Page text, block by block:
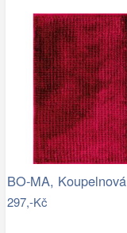
297,-Kč